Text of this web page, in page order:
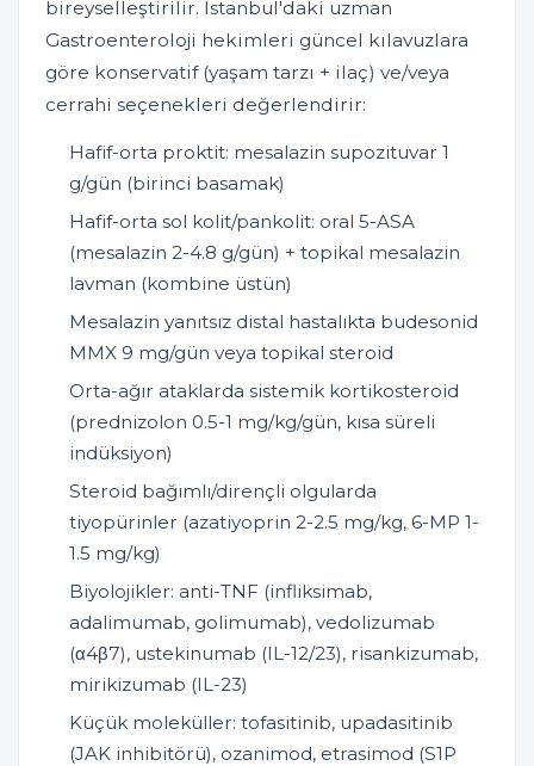
bireyselleştirilir. İstanbul'daki uzman
Gastroenteroloji hekimleri güncel kılavuzlara
göre konservatif (yaşam tarzı + ilaç) ve/veya
cerrahi seçenekleri değerlendirir:
Hafif-orta proktit: mesalazin supozituvar 1
g/gün (birinci basamak)
Hafif-orta sol kolit/pankolit: oral 5-ASA
(mesalazin 2-4.8 g/gün) + topikal mesalazin
lavman (kombine üstün)
Mesalazin yanıtsız distal hastalıkta budesonid
MMX 9 mg/gün veya topikal steroid
Orta-ağır ataklarda sistemik kortikosteroid
(prednizolon 0.5-1 mg/kg/gün, kısa süreli
indüksiyon)
Steroid bağımlı/dirençli olgularda
tiyopürinler (azatiyoprin 2-2.5 mg/kg, 6-MP 1-
1.5 mg/kg)
Biyolojikler: anti-TNF (infliksimab,
adalimumab, golimumab), vedolizumab
(α4β7), ustekinumab (IL-12/23), risankizumab,
mirikizumab (IL-23)
Küçük moleküller: tofasitinib, upadasitinib
(JAK inhibitörü), ozanimod, etrasimod (S1P